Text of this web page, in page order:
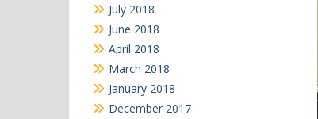
July 2018
June 2018
April 2018
March 2018
January 2018
December 2017